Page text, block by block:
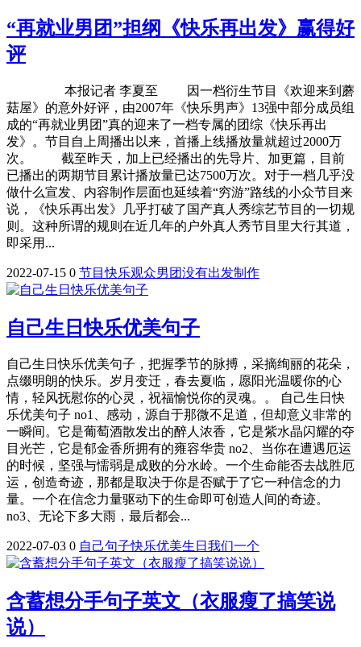
“再就业男团”担纲《快乐再出发》赢得好
评
本报记者 李夏至 因一档衍生节目《欢迎来到蘑
菇屋》的意外好评，由2007年《快乐男声》13强中部分成员组
成的“再就业男团”真的迎来了一档专属的团综《快乐再出
发》。节目自上周播出以来，首播上线播放量就超过2000万
次。 截至昨天，加上已经播出的先导片、加更篇，目前
已播出的两期节目累计播放量已达7500万次。对于一档几乎没
做什么宣发、内容制作层面也延续着“穷游”路线的小众节目来
说，《快乐再出发》几乎打破了国产真人秀综艺节目的一切规
则。这种所谓的规则在近几年的户外真人秀节目里大行其道，
即采用...
2022-07-15 0 节目快乐观众男团没有出发制作
自己生日快乐优美句子
自己生日快乐优美句子，把握季节的脉搏，采摘绚丽的花朵，
点缀明朗的快乐。岁月变迁，春去夏临，愿阳光温暖你的心
情，轻风抚慰你的心灵，祝福愉悦你的灵魂。。 自己生日快
乐优美句子 no1、感动，源自于那微不足道，但却意义非常的
一瞬间。它是葡萄酒散发出的醉人浓香，它是紫水晶闪耀的夺
目光芒，它是郁金香所拥有的雍容华贵 no2、当你在遭遇厄运
的时候，坚强与懦弱是成败的分水岭。一个生命能否去战胜厄
运，创造奇迹，那都是取决于你是否赋于了它一种信念的力
量。一个在信念力量驱动下的生命即可创造人间的奇迹。
no3、无论下多大雨，最后都会...
2022-07-03 0 自己句子快乐优美生日 我们一个
含蓄想分手句子英文（衣服瘦了搞笑说
说）